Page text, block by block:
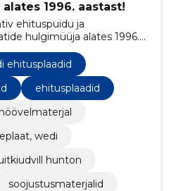
1996. aastast!
ehituspuidu ja
hulgimüüja alates 1996.
kui ka ehitussektorile.
ehitusplaadid
ehitusplaadid
wedi
hunton
soojustusmaterjalid